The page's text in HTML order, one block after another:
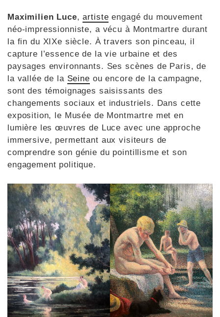
Maximilien Luce,artiste engagé du mouvement
néo-impressionniste, a vécu à Montmartre durant
la fin du XIXe siècle. À travers son pinceau, il
capture l’essence de la vie urbaine et des
paysages environnants. Ses scènes de Paris, de
la vallée de la Seine ou encore de la campagne,
sont des témoignages saisissants des
changements sociaux et industriels. Dans cette
exposition, le Musée de Montmartre met en
lumière les œuvres de Luce avec une approche
immersive, permettant aux visiteurs de
comprendre son génie du pointillisme et son
engagement politique.